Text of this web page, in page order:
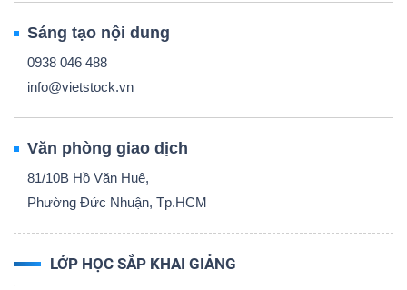
Sáng tạo nội dung
0938 046 488
info@vietstock.vn
Văn phòng giao dịch
81/10B Hồ Văn Huê,
Phường Đức Nhuận, Tp.HCM
LỚP HỌC SẮP KHAI GIẢNG